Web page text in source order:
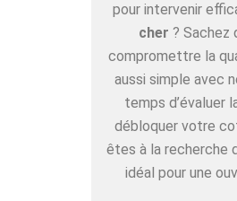
pour intervenir
cher ? Sachez
compromettre la
aussi simple avec
temps d’évaluer
débloquer votre
êtes à la recherche
idéal pour une